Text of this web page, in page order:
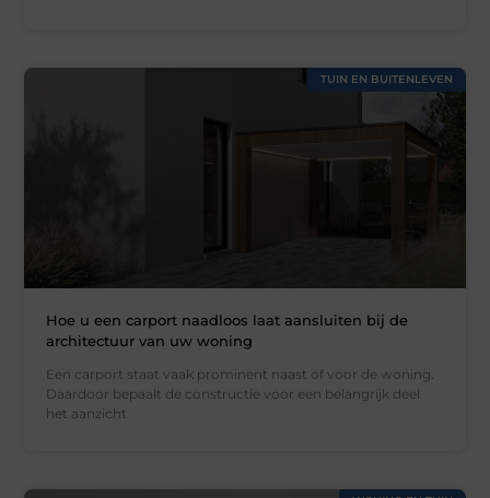
TUIN EN BUITENLEVEN
Hoe u een carport naadloos laat aansluiten bij de
architectuur van uw woning
Een carport staat vaak prominent naast of voor de woning.
Daardoor bepaalt de constructie voor een belangrijk deel
het aanzicht